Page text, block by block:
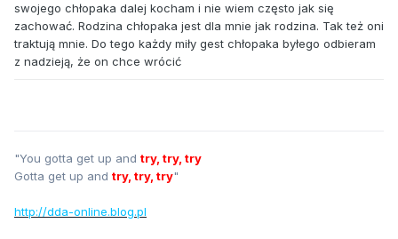
swojego chłopaka dalej kocham i nie wiem często jak się
zachować. Rodzina chłopaka jest dla mnie jak rodzina. Tak też oni
traktują mnie. Do tego każdy miły gest chłopaka byłego odbieram
z nadzieją, że on chce wrócić
"You gotta get up and try, try, try
Gotta get up and try, try, try"
http://dda-online.blog.pl